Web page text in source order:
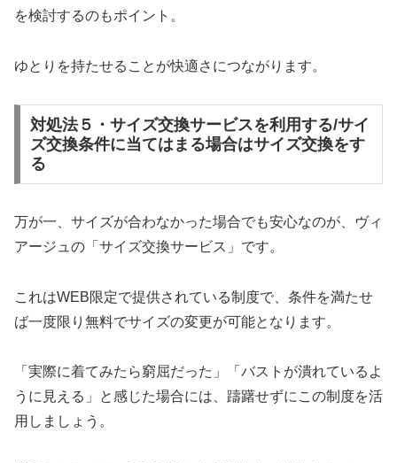
を検討するのもポイント。
ゆとりを持たせることが快適さにつながります。
対処法５・サイズ交換サービスを利用する/サイ
ズ交換条件に当てはまる場合はサイズ交換をす
る
万が一、サイズが合わなかった場合でも安心なのが、ヴィ
アージュの「サイズ交換サービス」です。
これはWEB限定で提供されている制度で、条件を満たせ
ば一度限り無料でサイズの変更が可能となります。
「実際に着てみたら窮屈だった」「バストが潰れているよ
うに見える」と感じた場合には、躊躇せずにこの制度を活
用しましょう。